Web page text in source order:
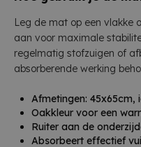
Leg de mat op een vlakke
aan voor maximale
regelmatig stofzuigen of
absorberende werking
Afmetingen:
Oakkleur voor een
Ruiter aan de
Absorbeert effectief